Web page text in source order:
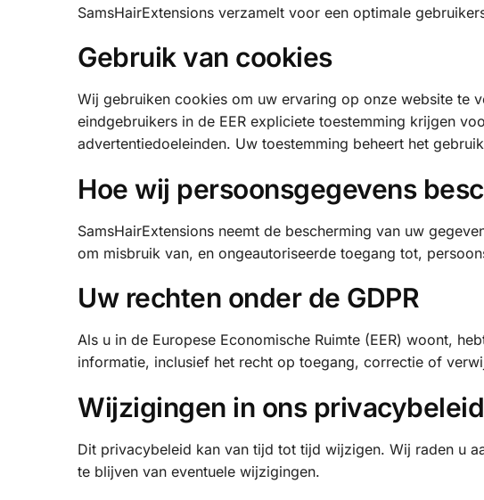
SamsHairExtensions verzamelt voor een optimale
Gebruik van cookies
Wij gebruiken cookies om uw ervaring op onze website te
eindgebruikers in de EER expliciete toestemming krijgen
advertentiedoeleinden. Uw toestemming beheert het
Hoe wij persoonsgegevens
SamsHairExtensions neemt de bescherming van uw
om misbruik van, en ongeautoriseerde toegang tot,
Uw rechten onder de GDPR
Als u in de Europese Economische Ruimte (EER) woont,
informatie, inclusief het recht op toegang, correctie of
Wijzigingen in ons privacybeleid
Dit privacybeleid kan van tijd tot tijd wijzigen. Wij raden u
te blijven van eventuele wijzigingen.